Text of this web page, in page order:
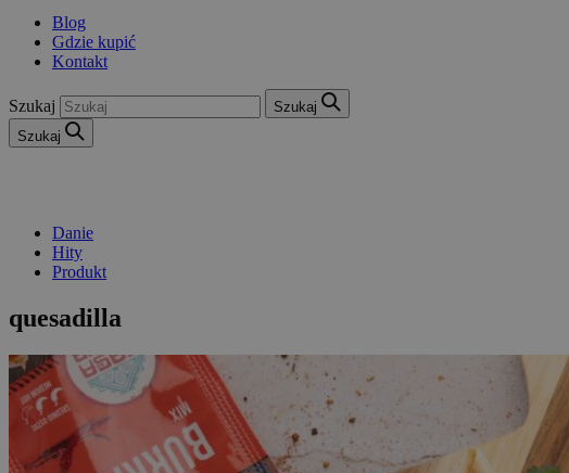
Blog
Gdzie kupić
Kontakt
Szukaj
Szukaj
Szukaj
Danie
Hity
Produkt
quesadilla